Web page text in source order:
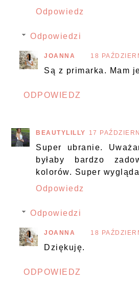
Odpowiedz
Odpowiedzi
JOANNA 18
Są z primarka. Mam
ODPOWIEDZ
BEAUTYLILLY 17
Super ubranie.
byłaby bardzo
kolorów. Super
Odpowiedz
Odpowiedzi
JOANNA 18
Dziękuję.
ODPOWIEDZ